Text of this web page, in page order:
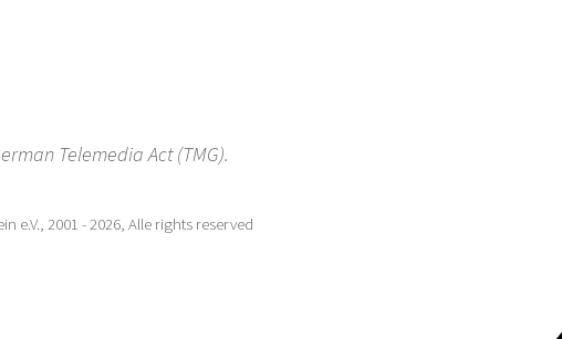
Telemedia Act (TMG).
e.V., 2001 - 2026, Alle rights reserved